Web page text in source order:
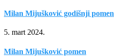
Milan Mijušković godišnji pomen
5. mart 2024.
Milan Mijušković pomen